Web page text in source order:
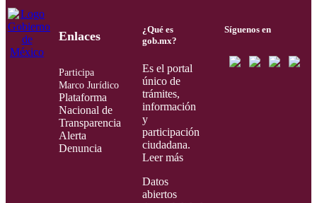
Enlaces
Participa
Marco Jurídico
Plataforma
Nacional de
Transparencia
Alerta
Denuncia
¿Qué es
gob.mx?
Es el portal
único de
trámites,
información
y
participación
ciudadana.
Leer más
Datos
abiertos
Síguenos en